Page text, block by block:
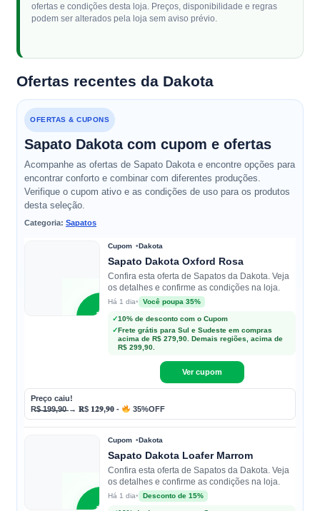
ofertas e condições desta loja. Preços, disponibilidade e regras
podem ser alterados pela loja sem aviso prévio.
Ofertas recentes da Dakota
OFERTAS & CUPONS
Sapato Dakota com cupom e ofertas
Acompanhe as ofertas de Sapato Dakota e encontre opções para
encontrar conforto e combinar com diferentes produções.
Verifique o cupom ativo e as condições de uso para os produtos
desta seleção.
Categoria: Sapatos
D
Dakota
Cupom Dakota
Sapato Dakota Oxford Rosa
Confira esta oferta de Sapatos da Dakota. Veja
os detalhes e confirme as condições na loja.
Há 1 dia• Você poupa 35%
✓10% de desconto com o Cupom
✓Frete grátis para Sul e Sudeste em compras
acima de R$ 279,90. Demais regiões, acima de
R$ 299,90.
Ver cupom
Preço caiu!
R̶$̶ ̶1̶9̶9̶,̶9̶0̶ → 𝐑$ 𝟏𝟐𝟗,𝟗𝟎 -
35%OFF
Cupom Dakota
Sapato Dakota Loafer Marrom
Confira esta oferta de Sapatos da Dakota. Veja
os detalhes e confirme as condições na loja.
Há 1 dia• Desconto de 15%